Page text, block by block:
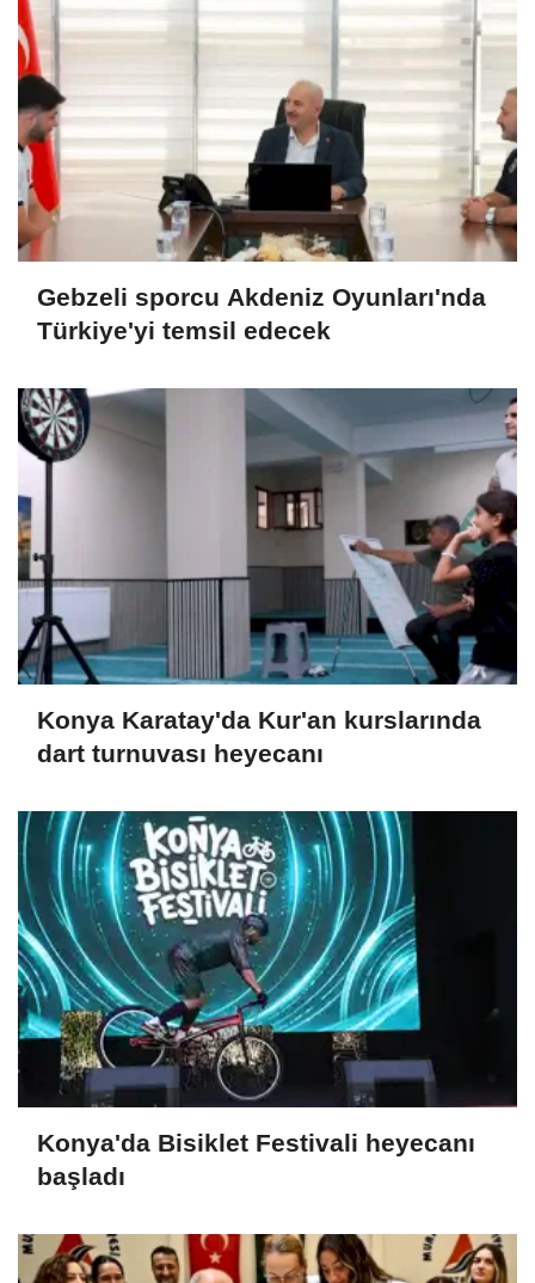
Gebzeli sporcu Akdeniz Oyunları'nda
Türkiye'yi temsil edecek
Konya Karatay'da Kur'an kurslarında
dart turnuvası heyecanı
Konya'da Bisiklet Festivali heyecanı
başladı